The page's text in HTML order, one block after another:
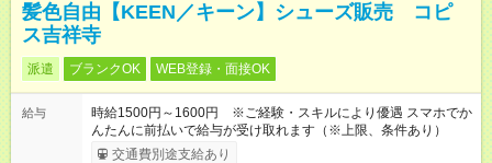
髪色自由【KEEN／キーン】シューズ販売 コピ
ス吉祥寺
派遣 ブランクOK WEB登録・面接OK
給与
時給1500円～1600円 ※ご経験・スキルにより優遇 スマホでか
んたんに前払いで給与が受け取れます（※上限、条件あり）
交通費別途支給あり